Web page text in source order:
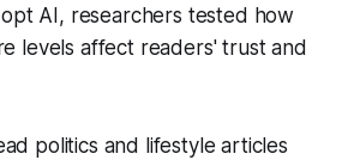
AI, researchers tested how
levels affect readers' trust and
politics and lifestyle articles